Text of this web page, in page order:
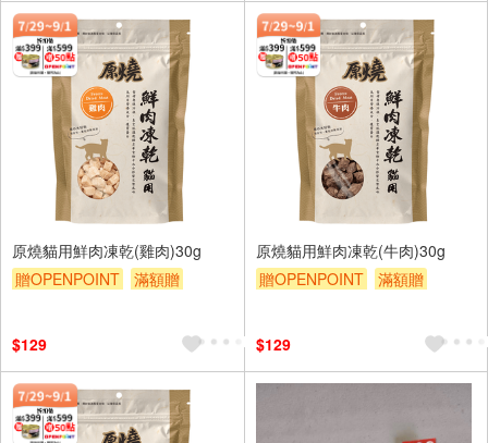
原燒貓用鮮肉凍乾(雞肉)30g
贈OPENPOINT
滿額贈
$129
原燒貓用鮮肉凍乾(牛肉)30g
贈OPENPOINT
滿額贈
$129